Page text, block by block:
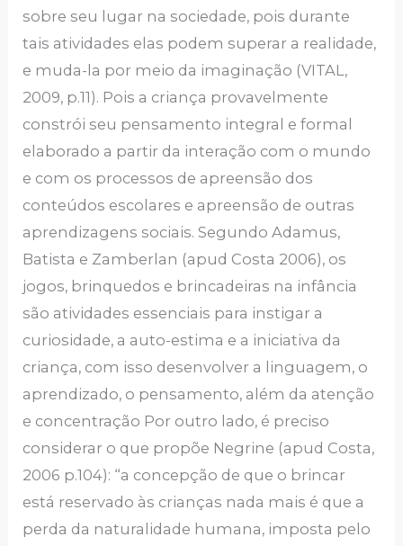
sobre seu lugar na sociedade, pois durante
tais atividades elas podem superar a realidade,
e muda-la por meio da imaginação (VITAL,
2009, p.11). Pois a criança provavelmente
constrói seu pensamento integral e formal
elaborado a partir da interação com o mundo
e com os processos de apreensão dos
conteúdos escolares e apreensão de outras
aprendizagens sociais. Segundo Adamus,
Batista e Zamberlan (apud Costa 2006), os
jogos, brinquedos e brincadeiras na infância
são atividades essenciais para instigar a
curiosidade, a auto-estima e a iniciativa da
criança, com isso desenvolver a linguagem, o
aprendizado, o pensamento, além da atenção
e concentração Por outro lado, é preciso
considerar o que propõe Negrine (apud Costa,
2006 p.104): “a concepção de que o brincar
está reservado às crianças nada mais é que a
perda da naturalidade humana, imposta pelo